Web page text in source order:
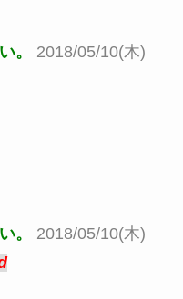
。
2018/05/10(木)
。
2018/05/10(木)